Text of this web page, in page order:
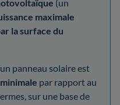
(un
maximale
la surface du
panneau solaire est
par rapport au
sur une base de